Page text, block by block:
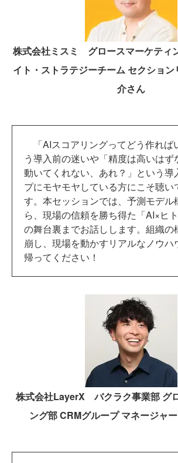
株式会社ミスミ グロースマーケティ
イト・ストラテジーチーム セクショ
介さん
「AIスコアリングってどう作れば
う導入前の迷いや「精度は高いはず
動いてくれない、あれ？」という導
プにモヤモヤしている方にこそ聴い
す。本セッションでは、予測モデル
ら、現場の信頼を勝ち得た「AI×ヒ
の舞台裏までお話しします。組織の
崩し、現場を動かすリアルなノウハ
帰ってください！
株式会社LayerX バクラク事業部 グ
ング部 CRMグループ マネージャ